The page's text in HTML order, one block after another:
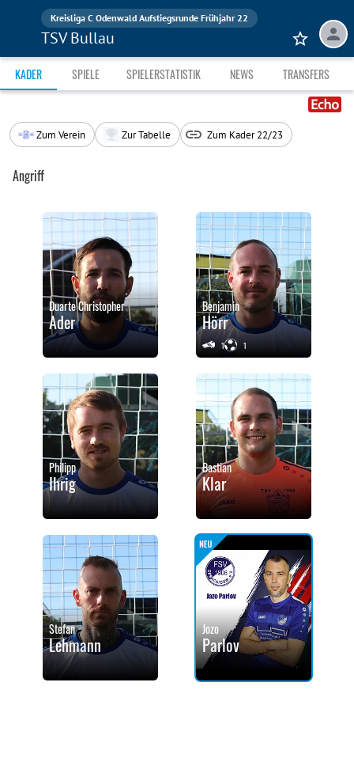
Kreisliga C Odenwald Aufstiegsrunde Frühjahr 22
TSV Bullau
KADER SPIELE SPIELERSTATISTIK NEWS TRANSFERS
Zum Verein Zur Tabelle Zum Kader 22/23
Angriff
Duarte Christopher
Ader
Benjamin
Hörr
1 1
Philipp
Ihrig
Bastian
Klar
Stefan
Lehmann
Jozo
Parlov